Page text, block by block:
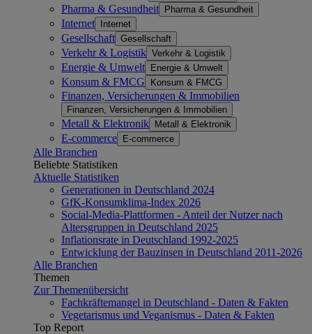
Pharma & Gesundheit Pharma & Gesundheit
Internet Internet
Gesellschaft Gesellschaft
Verkehr & Logistik Verkehr & Logistik
Energie & Umwelt Energie & Umwelt
Konsum & FMCG Konsum & FMCG
Finanzen, Versicherungen & Immobilien
Finanzen, Versicherungen & Immobilien
Metall & Elektronik Metall & Elektronik
E-commerce E-commerce
Alle Branchen
Beliebte Statistiken
Aktuelle Statistiken
Generationen in Deutschland 2024
GfK-Konsumklima-Index 2026
Social-Media-Plattformen - Anteil der Nutzer nach
Altersgruppen in Deutschland 2025
Inflationsrate in Deutschland 1992-2025
Entwicklung der Bauzinsen in Deutschland 2011-2026
Alle Branchen
Themen
Zur Themenübersicht
Fachkräftemangel in Deutschland - Daten & Fakten
Vegetarismus und Veganismus - Daten & Fakten
Top Report